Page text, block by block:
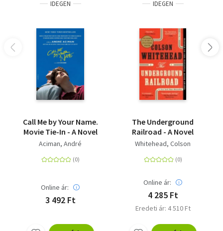
IDEGEN
Call Me by Your Name.
Movie Tie-In - A Novel
Aciman, André
Online ár:
3 492 Ft
IDEGEN
The Underground
Railroad - A Novel
Whitehead, Colson
Online ár:
4 285 Ft
Eredeti ár: 4 510 Ft